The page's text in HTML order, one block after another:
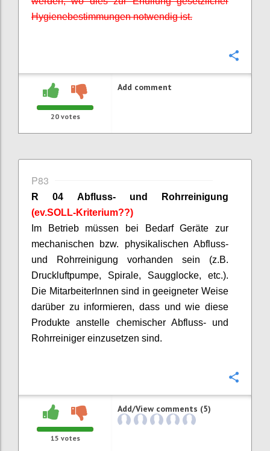
Hygienebestimmungen notwendig ist.
20votes
Add comment
P83
R 04 Abfluss- und Rohrreinigung
(ev.SOLL-Kriterium??)
Im Betrieb müssen bei Bedarf Geräte zur
mechanischen bzw. physikalischen Abfluss-
und Rohrreinigung vorhanden sein (z.B.
Druckluftpumpe, Spirale, Saugglocke, etc.).
Die MitarbeiterInnen sind in geeigneter Weise
darüber zu informieren, dass und wie diese
Produkte anstelle chemischer Abfluss- und
Rohrreiniger einzusetzen sind.
15 votes
Add/View comments (5)